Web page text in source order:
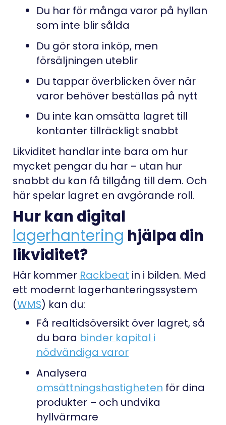
Du har för många varor på hyllan
som inte blir sålda
Du gör stora inköp, men
försäljningen uteblir
Du tappar överblicken över när
varor behöver beställas på nytt
Du inte kan omsätta lagret till
kontanter tillräckligt snabbt
Likviditet handlar inte bara om hur
mycket pengar du har – utan hur
snabbt du kan få tillgång till dem. Och
här spelar lagret en avgörande roll.
Hur kan digital
lagerhantering hjälpa din
likviditet?
Här kommer Rackbeat in i bilden. Med
ett modernt lagerhanteringssystem
(WMS) kan du:
Få realtidsöversikt över lagret, så
du bara binder kapital i
nödvändiga varor
Analysera
omsättningshastigheten för dina
produkter – och undvika
hyllvärmare